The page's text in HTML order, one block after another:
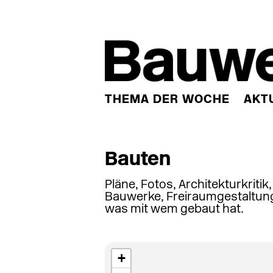
THEMA DER WOCHE
Bauten
Pläne, Fotos,
Bauwerke,
was mit wem gebaut hat.
+